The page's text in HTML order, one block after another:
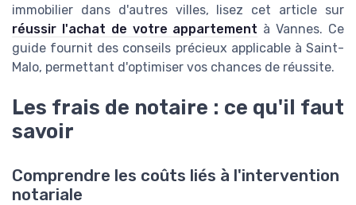
immobilier dans d'autres villes, lisez cet article sur
réussir l'achat de votre appartement à Vannes. Ce
guide fournit des conseils précieux applicable à Saint-
Malo, permettant d'optimiser vos chances de réussite.
Les frais de notaire : ce qu'il faut
savoir
Comprendre les coûts liés à l'intervention
notariale